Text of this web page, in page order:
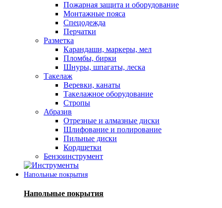
Пожарная защита и оборудование
Монтажные пояса
Спецодежда
Перчатки
Разметка
Карандаши, маркеры, мел
Пломбы, бирки
Шнуры, шпагаты, леска
Такелаж
Веревки, канаты
Такелажное оборудование
Стропы
Абразив
Отрезные и алмазные диски
Шлифование и полирование
Пильные диски
Кордщетки
Бензоинструмент
Напольные покрытия
Напольные покрытия